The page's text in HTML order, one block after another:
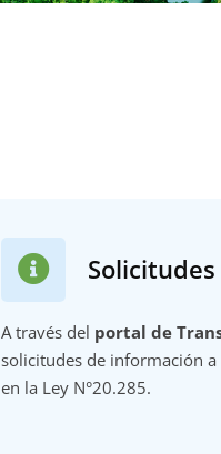
A través del portal de
solicitudes de información a
en la Ley N°20.285.